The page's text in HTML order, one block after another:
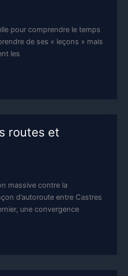
pour comprendre le temps
de ses « leçons » mais
les
routes et
massive contre la
d’autoroute entre Castres
une convergence